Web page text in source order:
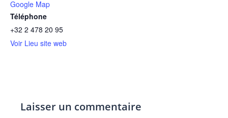
Google Map
Téléphone
+32 2 478 20 95
Voir Lieu site web
Laisser un commentaire